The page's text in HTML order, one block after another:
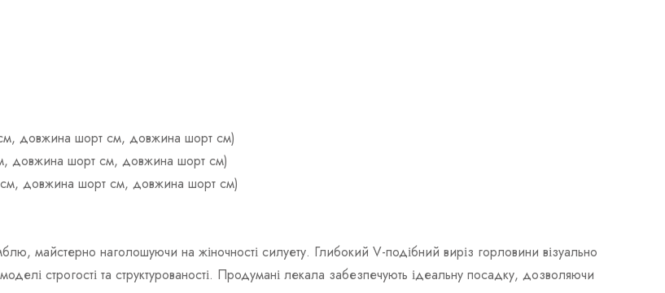
довжина шорт см, довжина шорт см)
довжина шорт см, довжина шорт см)
довжина шорт см, довжина шорт см)
майстерно наголошуючи на жіночності силуету. Глибокий V-подібний виріз горловини візуально
строгості та структурованості. Продумані лекала забезпечують ідеальну посадку, дозволяючи